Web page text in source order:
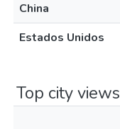
China
Estados Unidos
Top city views